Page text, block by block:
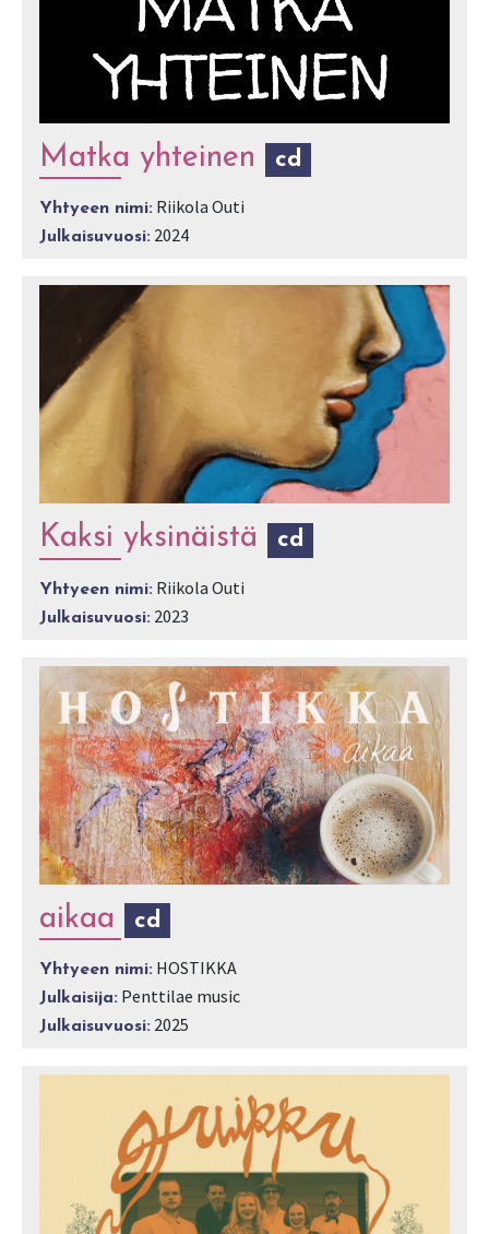
Matka yhteinen cd
Yhtyeen nimi: Riikola Outi
Julkaisuvuosi: 2024
Kaksi yksinäistä cd
Yhtyeen nimi: Riikola Outi
Julkaisuvuosi: 2023
aikaa cd
Yhtyeen nimi: HOSTIKKA
Julkaisija: Penttilae music
Julkaisuvuosi: 2025